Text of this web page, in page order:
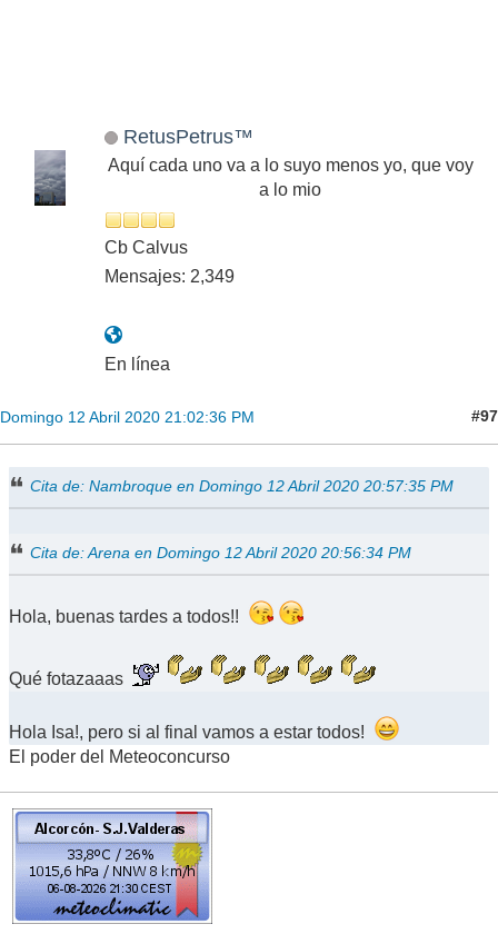
RetusPetrus™
Aquí cada uno va a lo suyo menos yo, que voy
a lo mio
Cb Calvus
Mensajes: 2,349
En línea
Domingo 12 Abril 2020 21:02:36 PM #97
Cita de: Nambroque en Domingo 12 Abril 2020 20:57:35 PM
Cita de: Arena en Domingo 12 Abril 2020 20:56:34 PM
Hola, buenas tardes a todos!!
Qué fotazaaas
Hola Isa!, pero si al final vamos a estar todos!
El poder del Meteoconcurso